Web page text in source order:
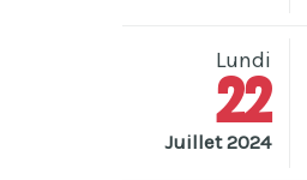
Lundi
22
Juillet 2024